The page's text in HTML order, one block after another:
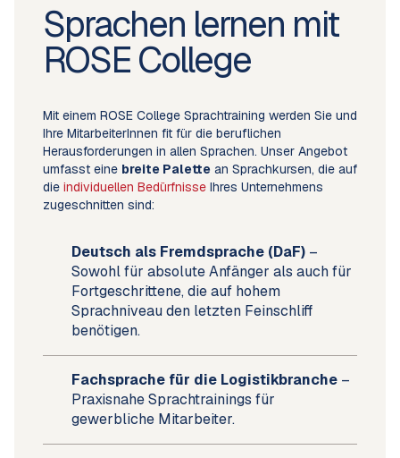
Sprachen lernen mit
ROSE College
Mit einem ROSE College Sprachtraining werden Sie und
Ihre MitarbeiterInnen fit für die beruflichen
Herausforderungen in allen Sprachen. Unser Angebot
umfasst eine breite Palette an Sprachkursen, die auf
die individuellen Bedürfnisse Ihres Unternehmens
zugeschnitten sind:
Deutsch als Fremdsprache (DaF) –
Sowohl für absolute Anfänger als auch für
Fortgeschrittene, die auf hohem
Sprachniveau den letzten Feinschliff
benötigen.
Fachsprache für die Logistikbranche –
Praxisnahe Sprachtrainings für
gewerbliche Mitarbeiter.